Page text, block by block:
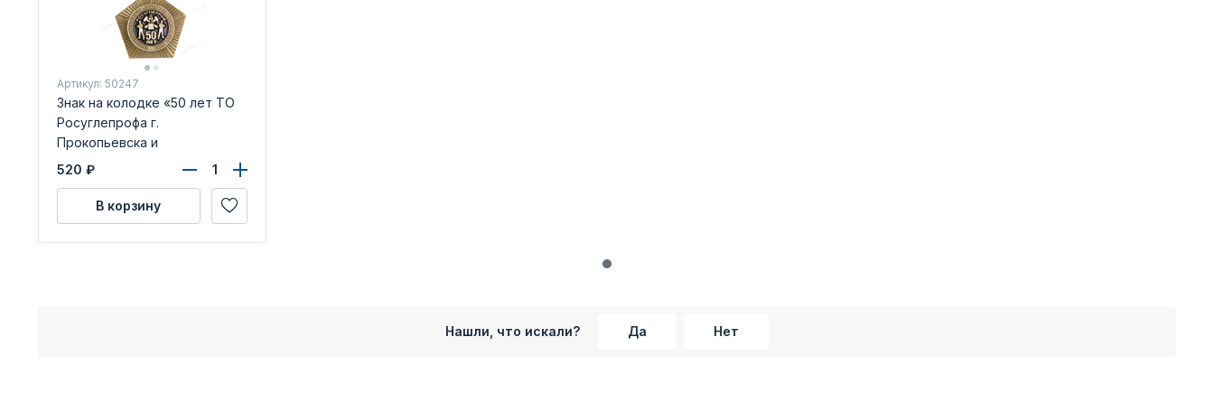
Артикул: 50247
Знак на колодке «50 лет ТО
Росуглепрофа г.
Прокопьевска и
Прокопьевского района»
520 ₽
В корзину
Нашли, что искали? Да Нет